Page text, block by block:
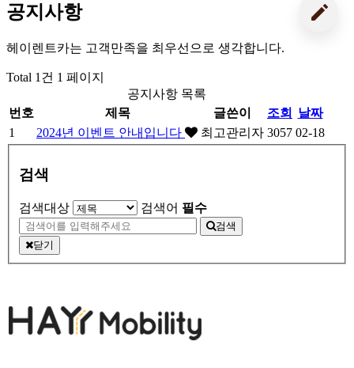
공지사항
헤이렌트카는 고객만족을 최우선으로 생각합니다.
Total 1건 1 페이지
공지사항 목록
번호
제목 글쓴이 조회
날짜
1
2024년 이벤트 안내입니다 최고관리자 3057 02-18
검색
검색대상 검색어 필수
검색
닫기